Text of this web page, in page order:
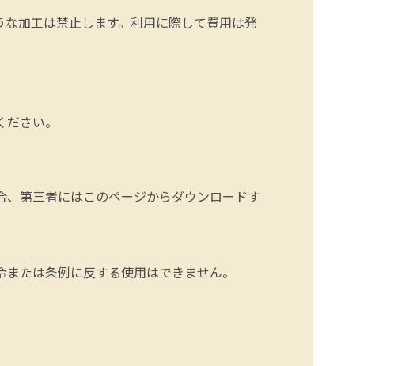
加工は禁止します。利用に際して費用は発
さい。
第三者にはこのページからダウンロードす
たは条例に反する使用はできません。